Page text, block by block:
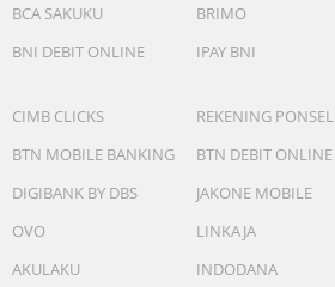
BCA SAKUKU
BRIMO
BNI DEBIT ONLINE
IPAY BNI
CIMB CLICKS
REKENING PONSEL
BTN MOBILE BANKING
BTN DEBIT ONLINE
DIGIBANK BY DBS
JAKONE MOBILE
OVO
LINKAJA
AKULAKU
INDODANA